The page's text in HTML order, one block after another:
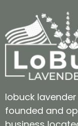
lobuck
founded and